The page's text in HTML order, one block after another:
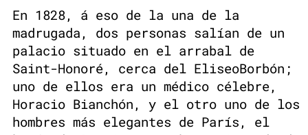
En 1828, á eso de la una de la
madrugada, dos personas salían de un
palacio situado en el arrabal de
Saint-Honoré, cerca del EliseoBorbón;
uno de ellos era un médico célebre,
Horacio Bianchón, y el otro uno de los
hombres más elegantes de París, el